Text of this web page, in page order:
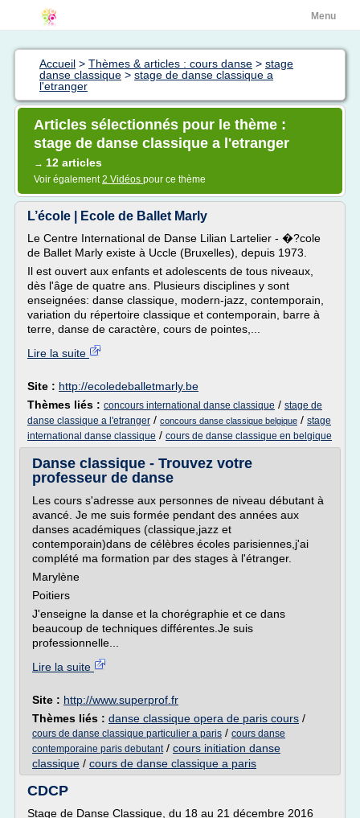
Menu
Accueil > Thèmes & articles : cours danse > stage
danse classique > stage de danse classique a
l'etranger
Articles sélectionnés pour le thème :
stage de danse classique a l'etranger
→ 12 articles
Voir également2 Vidéos pour ce thème
L’école | Ecole de Ballet Marly
Le Centre International de Danse Lilian Lartelier - �?cole
de Ballet Marly existe à Uccle (Bruxelles), depuis 1973.
Il est ouvert aux enfants et adolescents de tous niveaux,
dès l'âge de quatre ans. Plusieurs disciplines y sont
enseignées: danse classique, modern-jazz, contemporain,
variation du répertoire classique et contemporain, barre à
terre, danse de caractère, cours de pointes,...
Lire la suite
Site : http://ecoledeballetmarly.be
Thèmes liés : concours international danse classique / stage de
danse classique a l'etranger / concours danse classique belgique / stage
international danse classique / cours de danse classique en belgique
Danse classique - Trouvez votre
professeur de danse
Les cours s'adresse aux personnes de niveau débutant à
avancé. Je me suis formée pendant des années aux
danses académiques (classique,jazz et
contemporain)dans de célèbres écoles parisiennes,j'ai
complété ma formation par des stages à l'étranger.
Marylène
Poitiers
J'enseigne la danse et la chorégraphie et ce dans
beaucoup de techniques différentes.Je suis
professionnelle...
Lire la suite
Site : http://www.superprof.fr
Thèmes liés : danse classique opera de paris cours /
cours de danse classique particulier a paris / cours danse
contemporaine paris debutant/ cours initiation danse
classique / cours de danse classique a paris
CDCP
Stage de Danse Classique, du 18 au 21 décembre 2016